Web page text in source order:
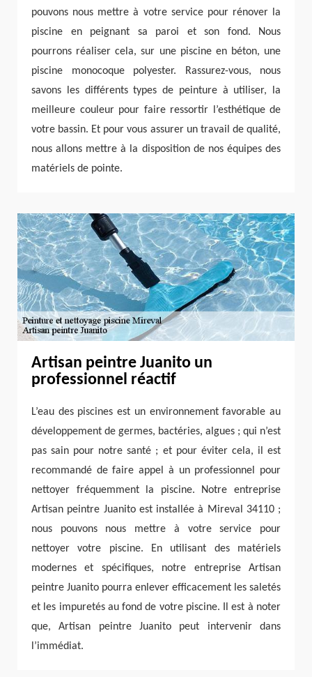
pouvons nous mettre à votre service pour rénover la
piscine en peignant sa paroi et son fond. Nous
pourrons réaliser cela, sur une piscine en béton, une
piscine monocoque polyester. Rassurez-vous, nous
savons les différents types de peinture à utiliser, la
meilleure couleur pour faire ressortir l’esthétique de
votre bassin. Et pour vous assurer un travail de qualité,
nous allons mettre à la disposition de nos équipes des
matériels de pointe.
Artisan peintre Juanito un
professionnel réactif
L’eau des piscines est un environnement favorable au
développement de germes, bactéries, algues ; qui n’est
pas sain pour notre santé ; et pour éviter cela, il est
recommandé de faire appel à un professionnel pour
nettoyer fréquemment la piscine. Notre entreprise
Artisan peintre Juanito est installée à Mireval 34110 ;
nous pouvons nous mettre à votre service pour
nettoyer votre piscine. En utilisant des matériels
modernes et spécifiques, notre entreprise Artisan
peintre Juanito pourra enlever efficacement les saletés
et les impuretés au fond de votre piscine. Il est à noter
que, Artisan peintre Juanito peut intervenir dans
l’immédiat.